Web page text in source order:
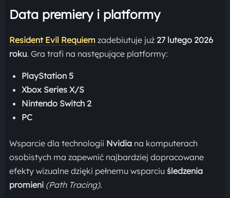
Data premiery i platformy
Resident Evil Requiemzadebiutuje już 27 lutego 2026
roku. Gra trafi na następujące platformy:
PlayStation 5
Xbox Series X/S
Nintendo Switch 2
PC
Wsparcie dla technologii Nvidiana komputerach
osobistych ma zapewnić najbardziej dopracowane
efekty wizualne dzięki pełnemu wsparciu śledzenia
promieni (Path Tracing).